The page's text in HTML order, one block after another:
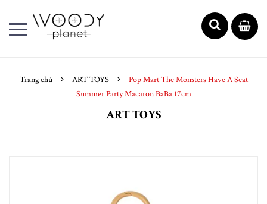
Trang chủ ART TOYS
Pop Mart The Monsters Have A Seat
Summer Party Macaron BaBa 17cm
ART TOYS